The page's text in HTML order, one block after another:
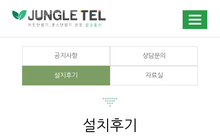
공지사항 상담문의
설치후기 자료실
설치후기